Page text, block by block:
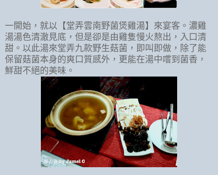
一開始，就以【堂弄雲南野菌煲雞湯】來宴客。濃雞
湯湯色清澈見底，但是卻是由雞隻慢火熬出，入口清
甜。以此湯來堂弄九款野生菇菌，即叫即做，除了能
保留菇菌本身的爽口質感外，更能在湯中嚐到菌香，
鮮甜不絕的美味。